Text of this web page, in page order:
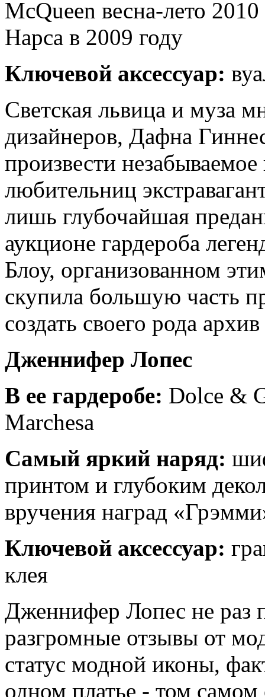
McQueen весна-лето
Нарса в 2009 году
Ключевой аксессуар:
Светская львица и муза
дизайнеров, Дафна
произвести
любительниц
лишь глубочайшая
аукционе гардероба
Блоу, организованном
скупила большую часть
создать своего рода
Дженнифер Лопес
В ее гардеробе: Dolce &
Marchesa
Самый яркий наряд:
принтом и глубоким
вручения наград
Ключевой аксессуар:
клея
Дженнифер Лопес не раз
разгромные отзывы от
статус модной иконы,
одном платье - том